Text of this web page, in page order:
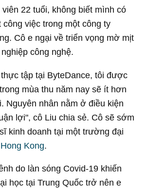
22 tuổi, không biết mình có
việc trong một công ty
Cô e ngại về triển vọng mờ mịt
công nghệ.
tập tại ByteDance, tôi được
mùa thu năm nay sẽ ít hơn
Nguyên nhân nằm ở điều kiện
lợi", cô Liu chia sẻ. Cô sẽ sớm
kinh doanh tại một trường đại
Hong Kong.
do làn sóng Covid-19 khiến
học tại Trung Quốc trở nên e